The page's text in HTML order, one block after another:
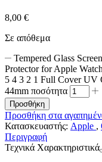
8,00 €
Σε απόθεμα
Tempered Glass Screen
Protector for Apple
5 4 3 2 1 Full Cover UV
44mm ποσότητα
Προσθήκη
Προσθήκη στα
Κατασκευαστής: Apple ,
Περιγραφή
Τεχνικά Χαρακτηριστικά